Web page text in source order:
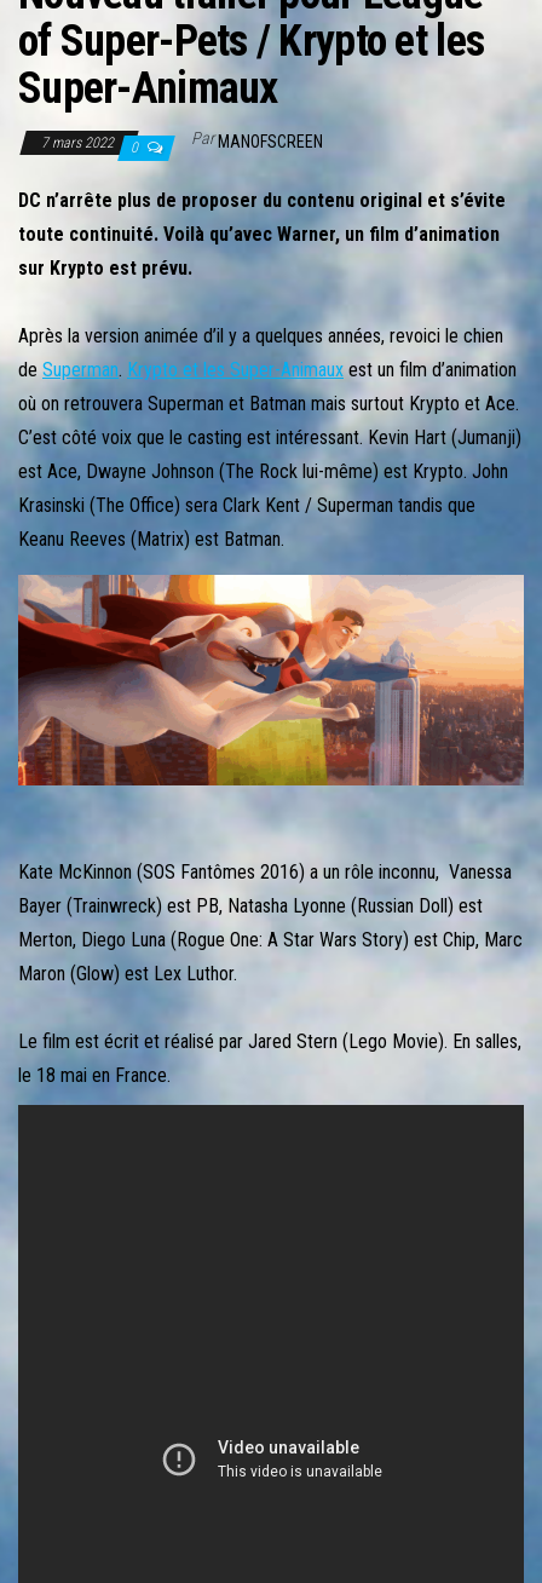
i
g
a
i
o
n
of Super-Pets / Krypto et les
Super-Animaux
7 mars 2022 0 ParMANOFSCREEN
DC n’arrête plus de proposer du contenu original et s’évite
toute continuité. Voilà qu’avec Warner, un film d’animation
sur Krypto est prévu.
Après la version animée d’il y a quelques années, revoici le chien
de Superman. Krypto et les Super-Animaux est un film d’animation
où on retrouvera Superman et Batman mais surtout Krypto et Ace.
C’est côté voix que le casting est intéressant. Kevin Hart (Jumanji)
est Ace, Dwayne Johnson (The Rock lui-même) est Krypto. John
Krasinski (The Office) sera Clark Kent / Superman tandis que
Keanu Reeves (Matrix) est Batman.
Kate McKinnon (SOS Fantômes 2016) a un rôle inconnu, Vanessa
Bayer (Trainwreck) est PB, Natasha Lyonne (Russian Doll) est
Merton, Diego Luna (Rogue One: A Star Wars Story) est Chip, Marc
Maron (Glow) est Lex Luthor.
Le film est écrit et réalisé par Jared Stern (Lego Movie). En salles,
le 18 mai en France.